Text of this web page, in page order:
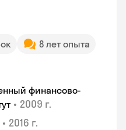
8 лет опыта
финансово-
• 2009 г.
• 2016 г.